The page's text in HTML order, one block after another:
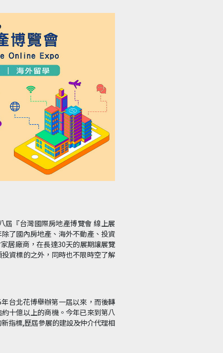
屆『台灣國際房地產博覽會 線上展
了國內房地產、海外不動產、投資
居廠商，在長達30天的展期讓展覽
資標的之外，同時也不限時空了解
台北花博舉辦第一屆以來，而後轉
十億以上的商機。今年已來到第八
指標,歷屆參展的建設及仲介代理相